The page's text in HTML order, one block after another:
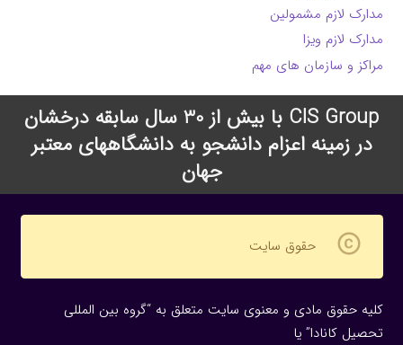
مدارک لازم مشمولین
مدارک لازم ویزا
مراکز و سازمان های مهم
CIS Group با بیش از 30 سال سابقه درخشان
در زمینه اعزام دانشجو به دانشگاههای معتبر
جهان
copyright حقوق سایت
کلیه حقوق مادی و معنوی سایت متعلق به “گروه بین المللی
تحصیل کانادا” یا